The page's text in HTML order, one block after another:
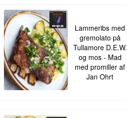
Lammeribs med
gremolato på
Tullamore D.E.W.
og mos - Mad
med promiller af
Jan Ohrt